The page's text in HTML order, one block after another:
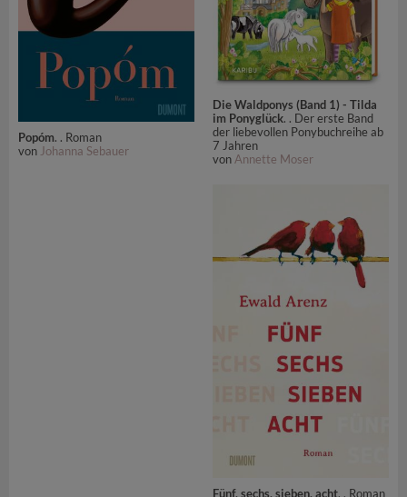
Popóm. . Roman
von Johanna Sebauer
Die Waldponys (Band 1) - Tilda
im Ponyglück. . Der erste Band
der liebevollen Ponybuchreihe ab
7 Jahren
von Annette Moser
Fünf, sechs, sieben, acht. . Roman